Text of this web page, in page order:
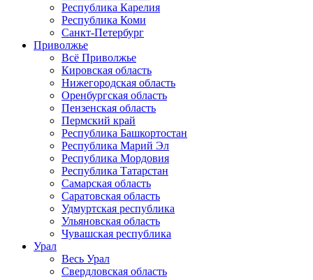
Республика Карелия
Республика Коми
Санкт-Петербург
Приволжье
Всё Приволжье
Кировская область
Нижегородская область
Оренбургская область
Пензенская область
Пермский край
Республика Башкортостан
Республика Марий Эл
Республика Мордовия
Республика Татарстан
Самарская область
Саратовская область
Удмуртская республика
Ульяновская область
Чувашская республика
Урал
Весь Урал
Свердловская область